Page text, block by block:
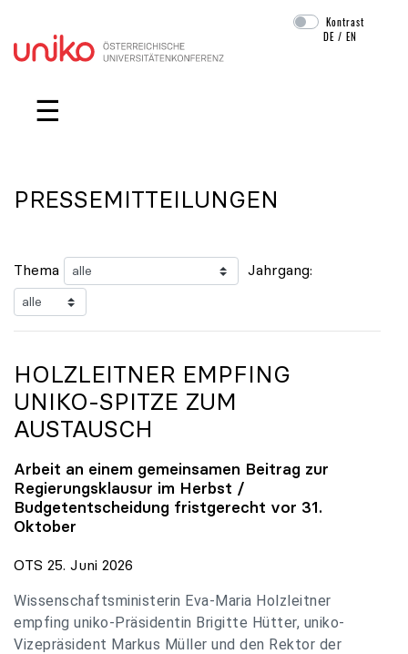
Navigation überspringen
Kontrast
DE /EN
☰
PRESSEMITTEILUNGEN
Thema Jahrgang:
HOLZLEITNER EMPFING
UNIKO-SPITZE ZUM
AUSTAUSCH
Arbeit an einem gemeinsamen Beitrag zur
Regierungsklausur im Herbst /
Budgetentscheidung fristgerecht vor 31.
Oktober
OTS 25. Juni 2026
Wissenschaftsministerin Eva-Maria Holzleitner
empfing uniko-Präsidentin Brigitte Hütter, uniko-
Vizepräsident Markus Müller und den Rektor der